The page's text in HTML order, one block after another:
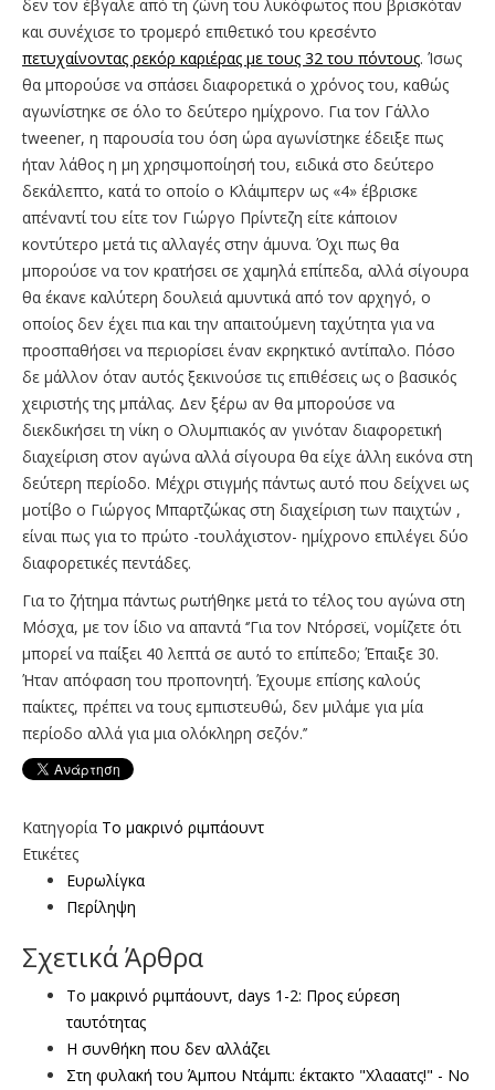
δεν τον έβγαλε από τη ζώνη του λυκόφωτος που βρισκόταν
και συνέχισε το τρομερό επιθετικό του κρεσέντο
πετυχαίνοντας ρεκόρ καριέρας με τους 32 του πόντους. Ίσως
θα μπορούσε να σπάσει διαφορετικά ο χρόνος του, καθώς
αγωνίστηκε σε όλο το δεύτερο ημίχρονο. Για τον Γάλλο
tweener, η παρουσία του όση ώρα αγωνίστηκε έδειξε πως
ήταν λάθος η μη χρησιμοποίησή του, ειδικά στο δεύτερο
δεκάλεπτο, κατά το οποίο ο Κλάιμπερν ως «4» έβρισκε
απέναντί του είτε τον Γιώργο Πρίντεζη είτε κάποιον
κοντύτερο μετά τις αλλαγές στην άμυνα. Όχι πως θα
μπορούσε να τον κρατήσει σε χαμηλά επίπεδα, αλλά σίγουρα
θα έκανε καλύτερη δουλειά αμυντικά από τον αρχηγό, ο
οποίος δεν έχει πια και την απαιτούμενη ταχύτητα για να
προσπαθήσει να περιορίσει έναν εκρηκτικό αντίπαλο. Πόσο
δε μάλλον όταν αυτός ξεκινούσε τις επιθέσεις ως ο βασικός
χειριστής της μπάλας. Δεν ξέρω αν θα μπορούσε να
διεκδικήσει τη νίκη ο Ολυμπιακός αν γινόταν διαφορετική
διαχείριση στον αγώνα αλλά σίγουρα θα είχε άλλη εικόνα στη
δεύτερη περίοδο. Μέχρι στιγμής πάντως αυτό που δείχνει ως
μοτίβο ο Γιώργος Μπαρτζώκας στη διαχείριση των παιχτών ,
είναι πως για το πρώτο -τουλάχιστον- ημίχρονο επιλέγει δύο
διαφορετικές πεντάδες.
Για το ζήτημα πάντως ρωτήθηκε μετά το τέλος του αγώνα στη
Μόσχα, με τον ίδιο να απαντά ‘’Για τον Ντόρσεϊ, νομίζετε ότι
μπορεί να παίξει 40 λεπτά σε αυτό το επίπεδο; Έπαιξε 30.
Ήταν απόφαση του προπονητή. Έχουμε επίσης καλούς
παίκτες, πρέπει να τους εμπιστευθώ, δεν μιλάμε για μία
περίοδο αλλά για μια ολόκληρη σεζόν.’’
Κατηγορία To μακρινό ριμπάουντ
Ετικέτες
Ευρωλίγκα
Περίληψη
Σχετικά Άρθρα
To μακρινό ριμπάουντ, days 1-2: Προς εύρεση
ταυτότητας
Η συνθήκη που δεν αλλάζει
Στη φυλακή του Άμπου Ντάμπι: έκτακτο "Χλααατς!" - Νο